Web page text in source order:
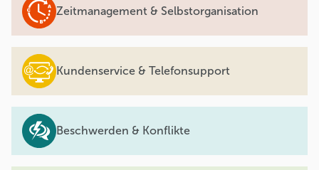
Zeitmanagement & Selbstorganisation
Kundenservice & Telefonsupport
Beschwerden & Konflikte